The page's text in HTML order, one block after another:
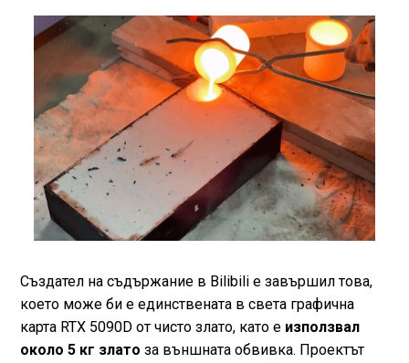
Създател на съдържание в Bilibili е завършил това,
което може би е единствената в света графична
карта RTX 5090D от чисто злато, като е използвал
около 5 кг злато за външната обвивка. Проектът